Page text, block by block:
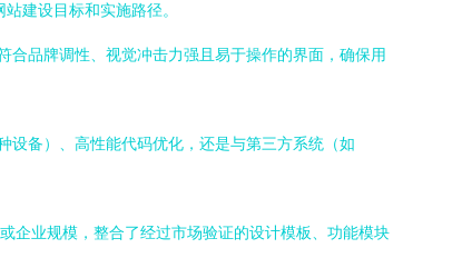
建设目标和实施路径。
合品牌调性、视觉冲击力强且易于操作的界面，确保用
设备）、高性能代码优化，还是与第三方系统（如
企业规模，整合了经过市场验证的设计模板、功能模块